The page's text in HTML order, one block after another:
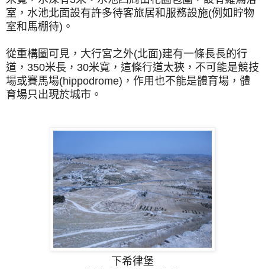
室，水池北面設有許多待客旅居和服務設施(例如貯物
室和馬棚待)。
從重構圖可見，大行宮之外(北面)建有一條長長的行
道，350米長，30米寬，這條行道太狹，不可能是競技
場或賽馬場(hippodrome)，作用也不能是體育場，體
育場只出現於城市。
下希律堡